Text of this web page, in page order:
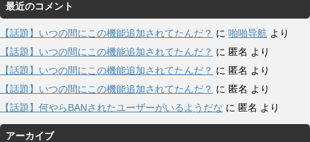
最近のコメント
【話題】いつの間にこの機能追加されてたんだ？ に 啪啪导航 より
【話題】いつの間にこの機能追加されてたんだ？ に 匿名 より
【話題】いつの間にこの機能追加されてたんだ？ に 匿名 より
【話題】いつの間にこの機能追加されてたんだ？ に 匿名 より
【話題】何やらBANされたユーザーがいるようだな に 匿名 より
アーカイブ